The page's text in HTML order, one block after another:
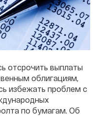
отсрочить выплаты
облигациям,
избежать проблем с
по бумагам. Об